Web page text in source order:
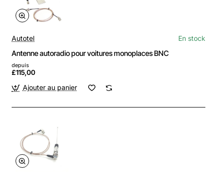
Autotel En stock
Antenne autoradio pour voitures monoplaces BNC
depuis
£115,00
Ajouter au panier